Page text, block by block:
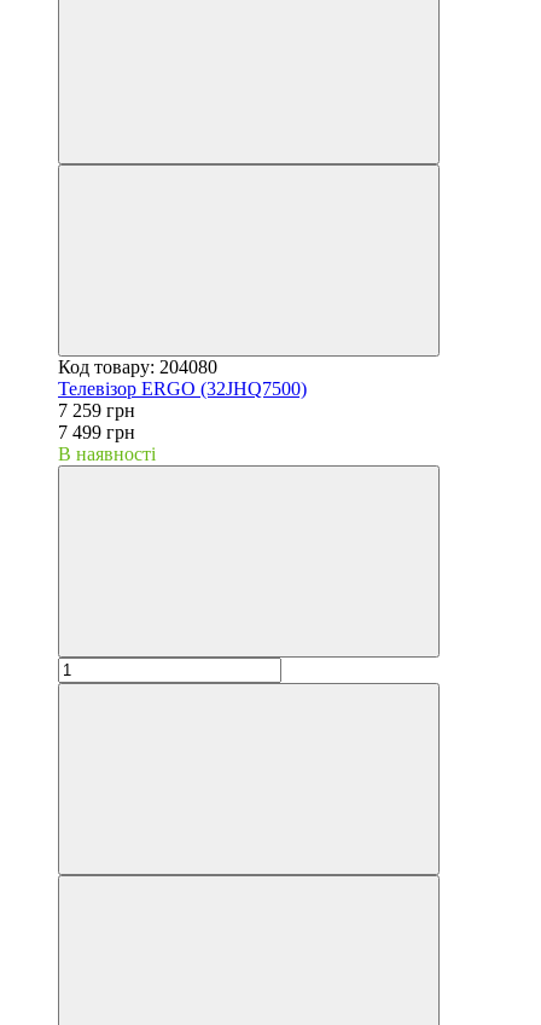
Код товару: 204080
Телевізор ERGO (32JHQ7500)
7 259 грн
7 499 грн
В наявності